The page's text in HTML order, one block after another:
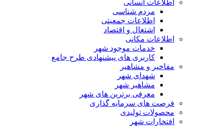
اطلاعات انسانی
مردم شناسی
اطلاعات جمعیتی
اشتغال و اقتصاد
اطلاعات مکانی
خدمات موجود شهر
کاربری های پیشنهادی طرح جامع
مفاخیر و مشاهیر
شهدای شهر
مشاهیر شهر
معرفی برترین های شهر
فرصت های سرمایه گذاری
محصولات تولیدی
افتخارات شهر